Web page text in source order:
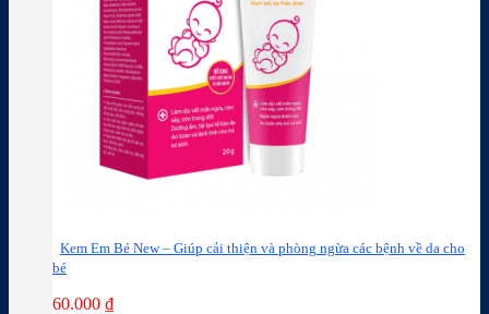
Kem Em Bé New – Giúp cải thiện và phòng ngừa các bệnh về da cho
bé
60.000 ₫